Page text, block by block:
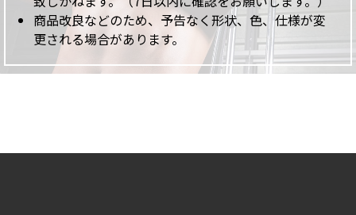
商品改良などのため、予告なく形状、色、仕様が変
更される場合があります。